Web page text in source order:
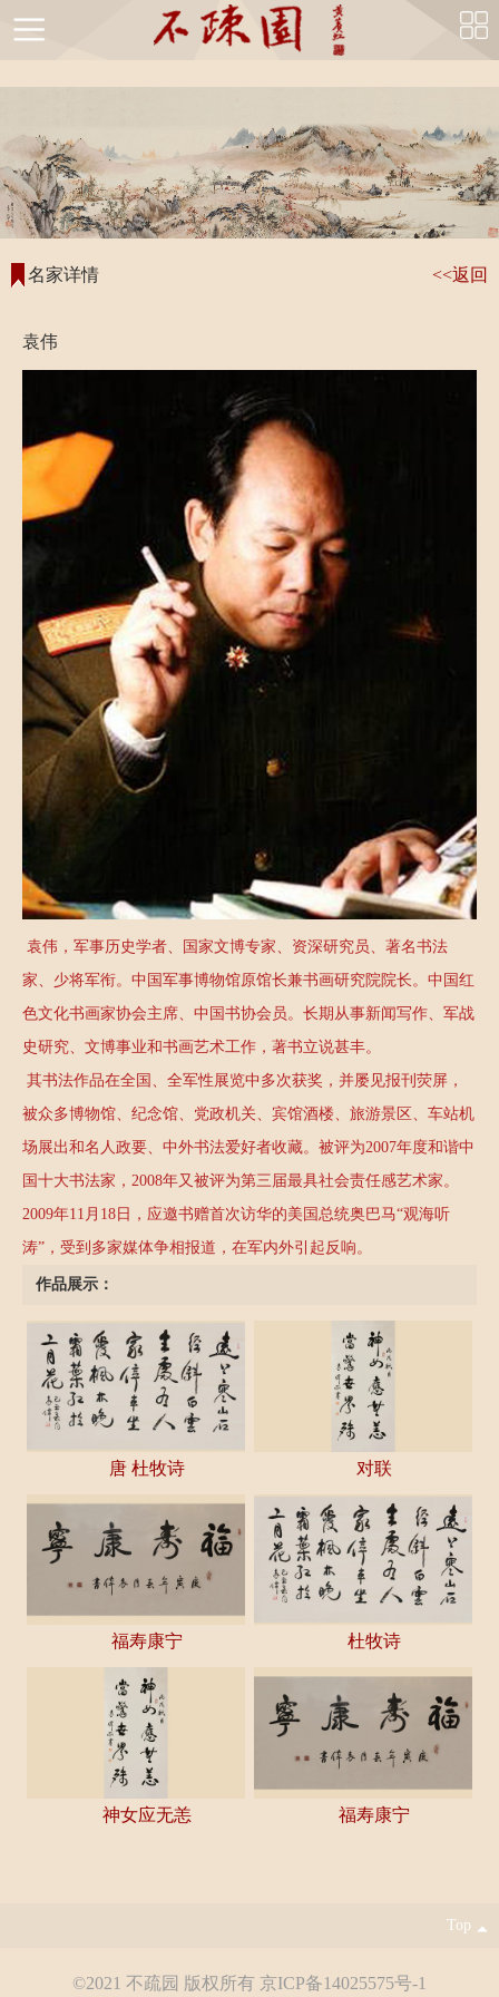
string(47) "https://bushuyuan.com/mingjia_detail.php?id=369"
首
页
不
疏
园
简
不
疏
园
风
采
国
画
精
书
法
不
园
藏
画
名
疏
大
讲
堂
不
园
新
闻
系
我
们
名家详情 <<返回
袁伟
袁伟，军事历史学者、国家文博专家、资深研究员、著名书法
家、少将军衔。中国军事博物馆原馆长兼书画研究院院长。中国红
色文化书画家协会主席、中国书协会员。长期从事新闻写作、军战
史研究、文博事业和书画艺术工作，著书立说甚丰。
其书法作品在全国、全军性展览中多次获奖，并屡见报刊荧屏，
被众多博物馆、纪念馆、党政机关、宾馆酒楼、旅游景区、车站机
场展出和名人政要、中外书法爱好者收藏。被评为2007年度和谐中
国十大书法家，2008年又被评为第三届最具社会责任感艺术家。
2009年11月18日，应邀书赠首次访华的美国总统奥巴马“观海听
涛”，受到多家媒体争相报道，在军内外引起反响。
作品展示：
唐 杜牧诗 对联
福寿康宁 杜牧诗
神女应无恙 福寿康宁
Top
©2021 不疏园 版权所有 京ICP备14025575号-1